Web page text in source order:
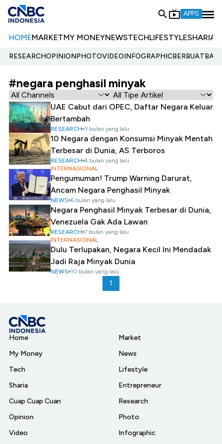
APPS
HOMEMARKETMY MONEYNEWSTECHLIFESTYLESHARIA
RESEARCHOPINIONPHOTOVIDEOINFOGRAPHIC
#negara penghasil minyak
UAE Cabut dari OPEC, Daftar Negara Keluar
Bertambah
RESEARCH 3 bulan yang lalu
10 Negara dengan Konsumsi Minyak Mentah
Terbesar di Dunia, AS Terboros
RESEARCH 4 bulan yang lalu
INTERNASIONAL
Pengumuman! Trump Warning Darurat,
Ancam Negara Penghasil Minyak
NEWS 6 bulan yang lalu
Negara Penghasil Minyak Terbesar di Dunia,
Venezuela Gak Ada Lawan
RESEARCH 7 bulan yang lalu
INTERNASIONAL
Dulu Terlupakan, Negara Kecil Ini Mendadak
Jadi Raja Minyak Dunia
NEWS 10 bulan yang lalu
1
Home
My Money
Tech
Sharia
Cuap Cuap Cuan
Opinion
Video
Market
News
Lifestyle
Entrepreneur
Research
Photo
Infographic